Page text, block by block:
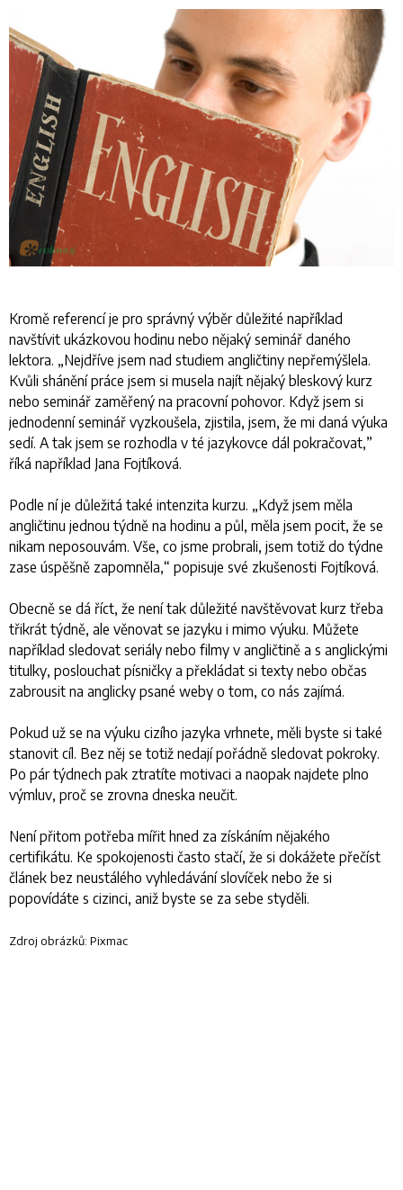
Kromě referencí je pro správný výběr důležité například
navštívit ukázkovou hodinu nebo nějaký seminář daného
lektora. „Nejdříve jsem nad studiem angličtiny nepřemýšlela.
Kvůli shánění práce jsem si musela najít nějaký bleskový kurz
nebo seminář zaměřený na pracovní pohovor. Když jsem si
jednodenní seminář vyzkoušela, zjistila, jsem, že mi daná výuka
sedí. A tak jsem se rozhodla v té jazykovce dál pokračovat,”
říká například Jana Fojtíková.
Podle ní je důležitá také intenzita kurzu. „Když jsem měla
angličtinu jednou týdně na hodinu a půl, měla jsem pocit, že se
nikam neposouvám. Vše, co jsme probrali, jsem totiž do týdne
zase úspěšně zapomněla,“ popisuje své zkušenosti Fojtíková.
Obecně se dá říct, že není tak důležité navštěvovat kurz třeba
třikrát týdně, ale věnovat se jazyku i mimo výuku. Můžete
například sledovat seriály nebo filmy v angličtině a s anglickými
titulky, poslouchat písničky a překládat si texty nebo občas
zabrousit na anglicky psané weby o tom, co nás zajímá.
Pokud už se na výuku cizího jazyka vrhnete, měli byste si také
stanovit cíl. Bez něj se totiž nedají pořádně sledovat pokroky.
Po pár týdnech pak ztratíte motivaci a naopak najdete plno
výmluv, proč se zrovna dneska neučit.
Není přitom potřeba mířit hned za získáním nějakého
certifikátu. Ke spokojenosti často stačí, že si dokážete přečíst
článek bez neustálého vyhledávání slovíček nebo že si
popovídáte s cizinci, aniž byste se za sebe styděli.
Zdroj obrázků: Pixmac